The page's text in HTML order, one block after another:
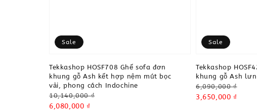
Sale
Tekkashop HOSF708 Ghế sofa đơn
khung gỗ Ash kết hợp nệm mút bọc
vải, phong cách Indochine
Regular
price
10,140,000 ₫
Sale
6,080,000 ₫
Sale
Tekkashop
khung gỗ Ash
Regular
price
6,090,000 ₫
Sale
3,650,000 ₫